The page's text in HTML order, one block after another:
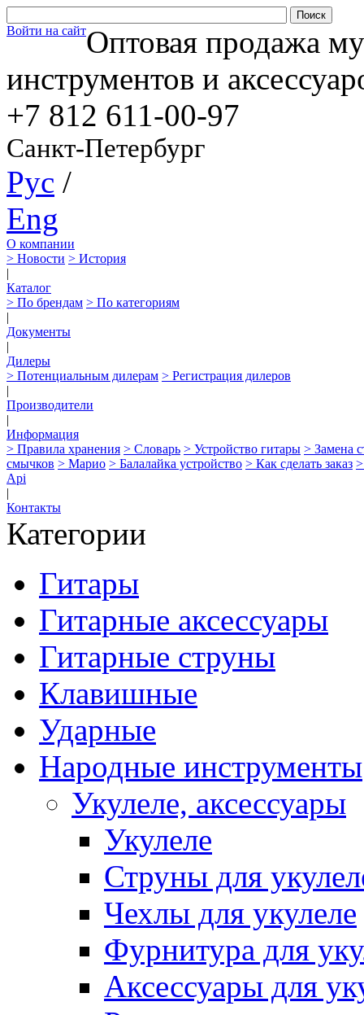
Войти на сайтОптовая продажа
инструментов и
+7 812 611-00-97
Санкт-Петербург
Рус /
Eng
О компании
> Новости > История
|
Каталог
> По брендам > По категориям
|
Документы
|
Дилеры
> Потенциальным дилерам > Регистрация дилеров
|
Производители
|
Информация
> Правила хранения > Словарь > Устройство гитары > Замена
смычков > Марио > Балалайка устройство > Как сделать заказ
Api
|
Контакты
Категории
Гитары
Гитарные аксессуары
Гитарные струны
Клавишные
Ударные
Народные инструменты
Укулеле, аксессуары
Укулеле
Струны для
Чехлы для укулеле
Фурнитура для
Аксессуары для